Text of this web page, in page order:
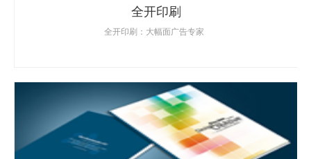
全开印刷
全开印刷：大幅面广告专家